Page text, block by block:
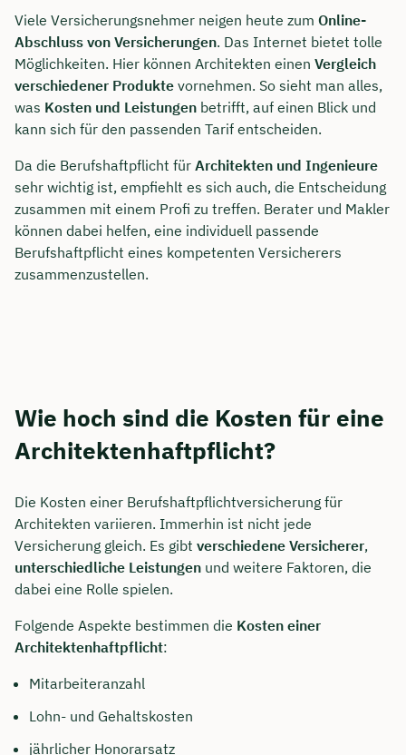
Viele Versicherungsnehmer neigen heute zum Online-
Abschluss von Versicherungen. Das Internet bietet tolle
Möglichkeiten. Hier können Architekten einen Vergleich
verschiedener Produkte vornehmen. So sieht man alles,
was Kosten und Leistungen betrifft, auf einen Blick und
kann sich für den passenden Tarif entscheiden.
Da die Berufshaftpflicht für Architekten und Ingenieure
sehr wichtig ist, empfiehlt es sich auch, die Entscheidung
zusammen mit einem Profi zu treffen. Berater und Makler
können dabei helfen, eine individuell passende
Berufshaftpflicht eines kompetenten Versicherers
zusammenzustellen.
Wie hoch sind die Kosten für eine
Architektenhaftpflicht?
Die Kosten einer Berufshaftpflichtversicherung für
Architekten variieren. Immerhin ist nicht jede
Versicherung gleich. Es gibt verschiedene Versicherer,
unterschiedliche Leistungen und weitere Faktoren, die
dabei eine Rolle spielen.
Folgende Aspekte bestimmen die Kosten einer
Architektenhaftpflicht:
Mitarbeiteranzahl
Lohn- und Gehaltskosten
jährlicher Honorarsatz